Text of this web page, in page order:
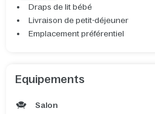
Draps de lit bébé
Livraison de petit-déjeuner
Emplacement préférentiel
Equipements
Salon